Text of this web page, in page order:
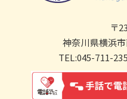
〒
神奈川県横浜
TEL:045-711-